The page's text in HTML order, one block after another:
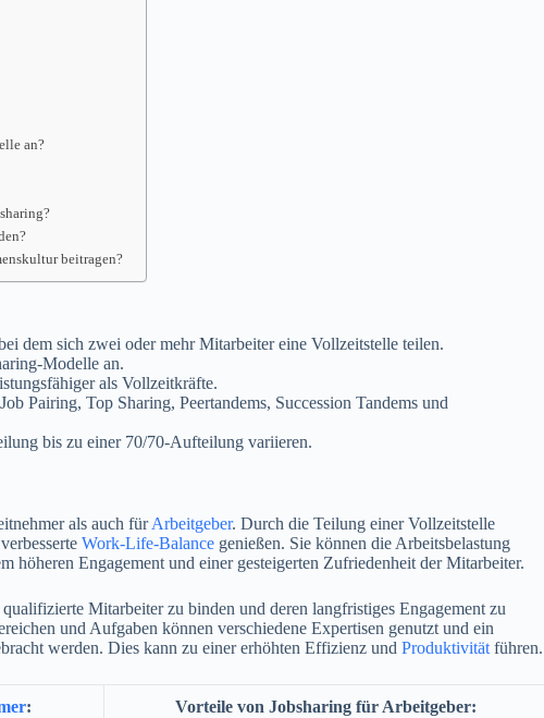
an?
beitragen?
dem sich zwei oder mehr Mitarbeiter eine Vollzeitstelle teilen.
Modelle an.
als Vollzeitkräfte.
Pairing, Top Sharing, Peertandems, Succession Tandems und
bis zu einer 70/70-Aufteilung variieren.
als auch fürArbeitgeber. Durch die Teilung einer Vollzeitstelle
Work-Life-Balance genießen. Sie können die Arbeitsbelastung
höheren Engagement und einer gesteigerten Zufriedenheit der Mitarbeiter.
Mitarbeiter zu binden und deren langfristiges Engagement zu
und Aufgaben können verschiedene Expertisen genutzt und ein
werden. Dies kann zu einer erhöhten Effizienz und Produktivität führen.
: Vorteile von Jobsharing für Arbeitgeber: